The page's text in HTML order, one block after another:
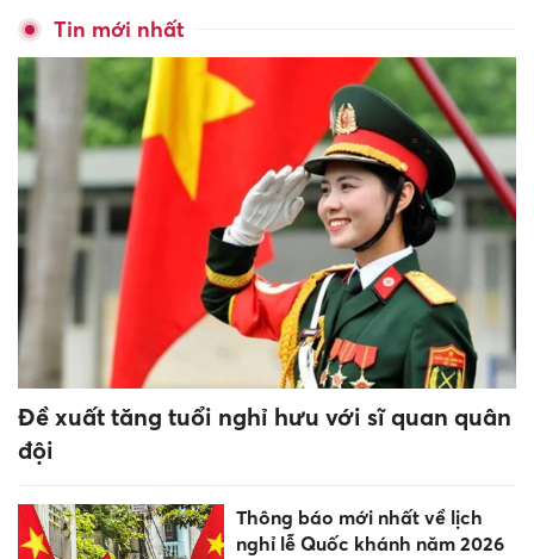
Tin mới nhất
Đề xuất tăng tuổi nghỉ hưu với sĩ quan quân
đội
Thông báo mới nhất về lịch
nghỉ lễ Quốc khánh năm 2026